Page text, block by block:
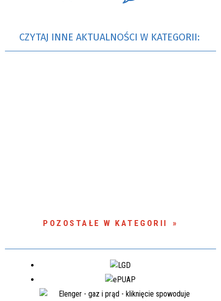
CZYTAJ INNE AKTUALNOŚCI W KATEGORII:
POZOSTAŁE W KATEGORII